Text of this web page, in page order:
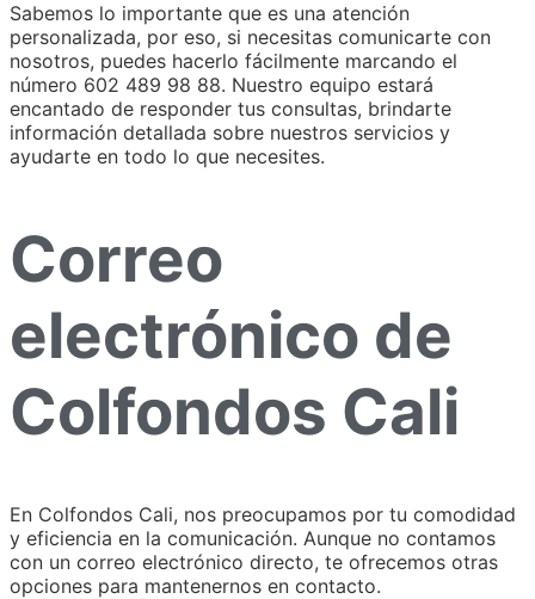
Sabemos lo importante que es una atención
personalizada, por eso, si necesitas comunicarte con
nosotros, puedes hacerlo fácilmente marcando el
número 602 489 98 88. Nuestro equipo estará
encantado de responder tus consultas, brindarte
información detallada sobre nuestros servicios y
ayudarte en todo lo que necesites.
Correo
electrónico de
Colfondos Cali
En Colfondos Cali, nos preocupamos por tu comodidad
y eficiencia en la comunicación. Aunque no contamos
con un correo electrónico directo, te ofrecemos otras
opciones para mantenernos en contacto.